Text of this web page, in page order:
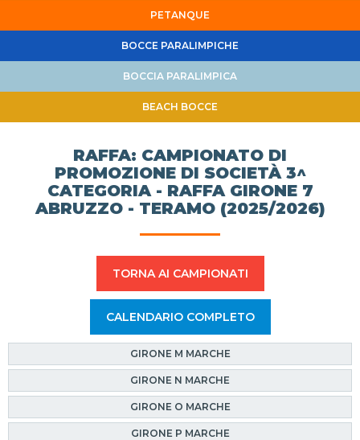
PETANQUE
BOCCE PARALIMPICHE
BOCCIA PARALIMPICA
BEACH BOCCE
RAFFA: CAMPIONATO DI
PROMOZIONE DI SOCIETÀ 3^
CATEGORIA - RAFFA GIRONE 7
ABRUZZO - TERAMO (2025/2026)
TORNA AI CAMPIONATI
CALENDARIO COMPLETO
GIRONE M MARCHE
GIRONE N MARCHE
GIRONE O MARCHE
GIRONE P MARCHE